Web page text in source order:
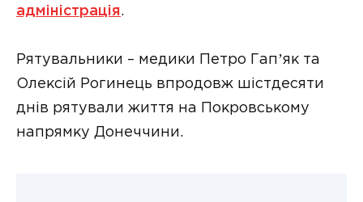
адміністрація.
Рятувальники – медики Петро Гапʼяк та
Олексій Рогинець впродовж шістдесяти
днів рятували життя на Покровському
напрямку Донеччини.